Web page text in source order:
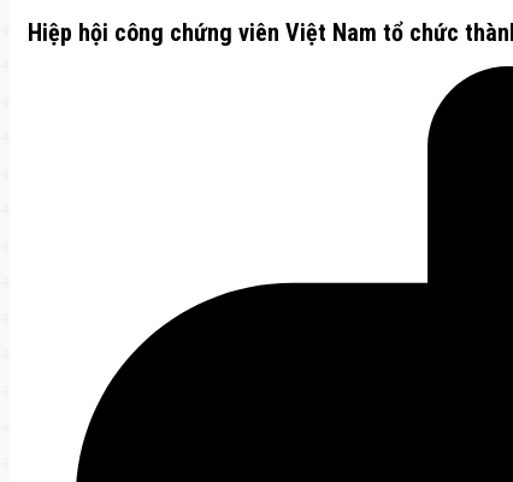
Hiệp hội công chứng viên Việt Nam tổ chức